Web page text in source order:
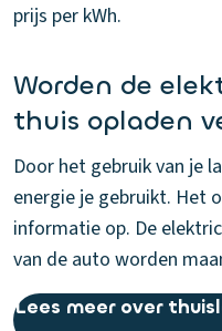
prijs per kWh.
Worden de
thuis opladen
Door het gebruik van je
energie je gebruikt. Het
informatie op. De
van de auto worden
Lees meer over